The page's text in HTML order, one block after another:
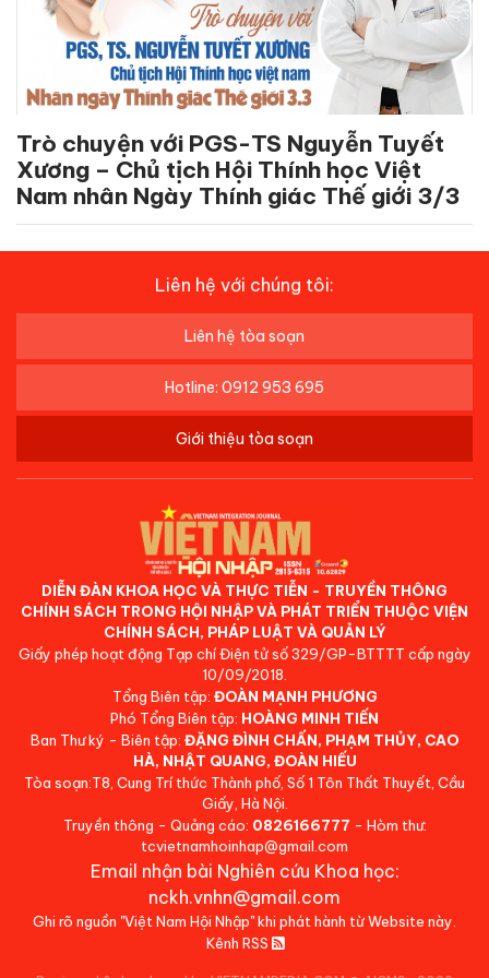
Trò chuyện với PGS-TS Nguyễn Tuyết
Xương – Chủ tịch Hội Thính học Việt
Nam nhân Ngày Thính giác Thế giới 3/3
Liên hệ với chúng tôi:
Liên hệ tòa soạn
Hotline: 0912 953 695
Giới thiệu tòa soạn
DIỄN ĐÀN KHOA HỌC VÀ THỰC TIỄN - TRUYỀN THÔNG
CHÍNH SÁCH TRONG HỘI NHẬP VÀ PHÁT TRIỂN THUỘC VIỆN
CHÍNH SÁCH, PHÁP LUẬT VÀ QUẢN LÝ
Giấy phép hoạt động Tạp chí Điện tử số 329/GP-BTTTT cấp ngày
10/09/2018.
Tổng Biên tập: ĐOÀN MẠNH PHƯƠNG
Phó Tổng Biên tập: HOÀNG MINH TIẾN
Ban Thư ký - Biên tập: ĐẶNG ĐÌNH CHẤN, PHẠM THỦY, CAO
HÀ, NHẬT QUANG, ĐOÀN HIẾU
Tòa soạn:T8, Cung Trí thức Thành phố, Số 1 Tôn Thất Thuyết, Cầu
Giấy, Hà Nội.
Truyền thông - Quảng cáo: 0826166777 - Hòm thư:
tcvietnamhoinhap@gmail.com
Email nhận bài Nghiên cứu Khoa học:
nckh.vnhn@gmail.com
Ghi rõ nguồn "Việt Nam Hội Nhập" khi phát hành từ Website này.
Kênh RSS